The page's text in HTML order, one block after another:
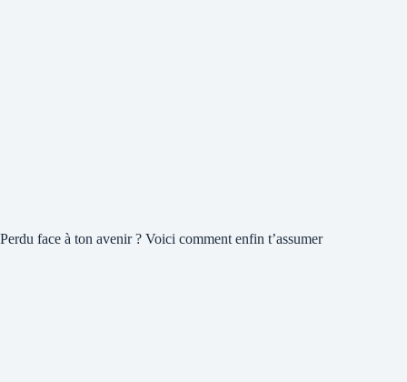
Perdu face à ton avenir ? Voici comment enfin t’assumer